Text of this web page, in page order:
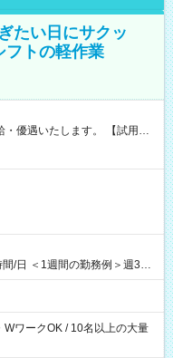
たい日にサクッ
フトの軽作業
いたします。 【試用期
/日 ＜1週間の勤務例＞週3回
好きな時にお仕事
ワークOK / 10名以上の大量